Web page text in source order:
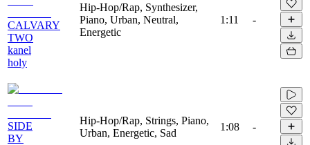
CALVARY
TWO
kanel
holy
Hip-Hop/Rap, Synthesizer,
Piano, Urban, Neutral,
Energetic
1:11 -
SIDE
BY
Hip-Hop/Rap, Strings, Piano,
Urban, Energetic, Sad
1:08 -